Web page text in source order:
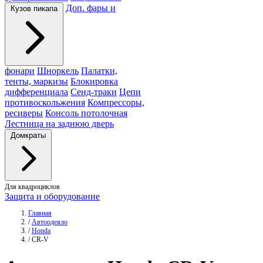
Кузов пикапа Доп. фары и
фонари Шноркель Палатки,
тенты, маркизы Блокировка
дифференциала Сенд-траки Цепи
противоскольжения Компрессоры,
ресиверы Консоль потолочная
Лестница на заднюю дверь
Домкраты
Для квадроциклов
Защита и оборудование
Главная
/ Автоодеяло
/ Honda
/ CR-V